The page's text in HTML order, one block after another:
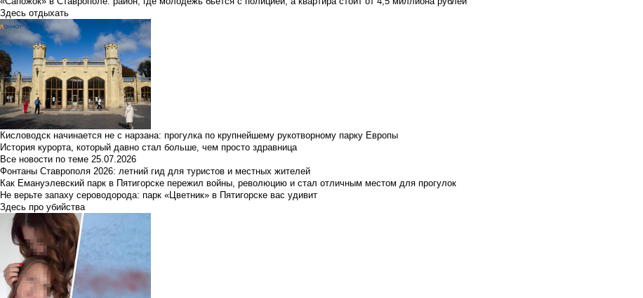
Здесь отдыхать
Кисловодск начинается не с нарзана: прогулка по крупнейшему рукотворному парку Европы
История курорта, который давно стал больше, чем просто здравница
Все новости по теме 25.07.2026
Фонтаны Ставрополя 2026: летний гид для туристов и местных жителей
Как Емануэлевский парк в Пятигорске пережил войны, революцию и стал отличным местом для прогулок
Не верьте запаху сероводорода: парк «Цветник» в Пятигорске вас удивит
Здесь про убийства